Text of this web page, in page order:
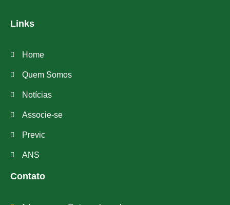
Links
Home
Quem Somos
Notícias
Associe-se
Previc
ANS
Contato